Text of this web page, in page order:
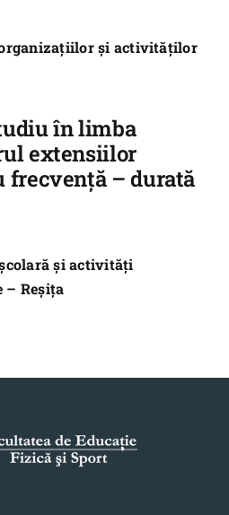
și activităților
în limba
extensiilor
frecvență – durată
şi activități
Reșița